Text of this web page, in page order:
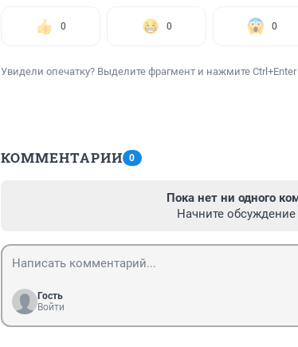
0 0 0
Увидели опечатку? Выделите фрагмент и нажмите Ctrl+Enter
КОММЕНТАРИИ 0
Пока нет ни одного
Начните
Гость
Войти